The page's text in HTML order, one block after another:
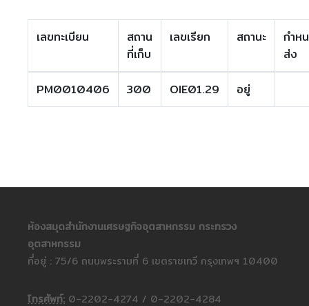
เลขทะเบียน
สถาน
ที่เก็บ
เลขเรียก สถานะ
กำห
ส่ง
PM0010406 300 OIE01.29 อยู่
ห้องสมุดสำนักงานเศรษฐกิจอุตสาหกรรม กระทรวง
อุตสาหกรรม
ที่อยู่ : 75/6 ถนนพระรามที่ 6 เขตราชเทวี กรุงเทพฯ 10400
โทรศัพท์: 0-2202-4274 / 0-2202-4284